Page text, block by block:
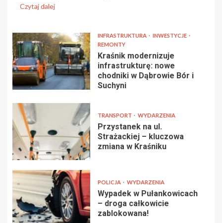
Czytaj dalej
INFRASTRUKTURA
INWESTYCJE
REMONTY
Kraśnik modernizuje
infrastrukturę: nowe
chodniki w Dąbrowie Bór i
Suchyni
TRANSPORT WYDARZENIA
Przystanek na ul.
Strażackiej – kluczowa
zmiana w Kraśniku
POLICJA WYDARZENIA
Wypadek w Pułankowicach
– droga całkowicie
zablokowana!